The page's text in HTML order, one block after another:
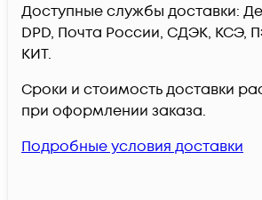
Доступные службы доставки:
DPD, Почта России, СДЭК, КСЭ,
КИТ.
Сроки и стоимость доставки
при оформлении заказа.
Подробные условия доставки